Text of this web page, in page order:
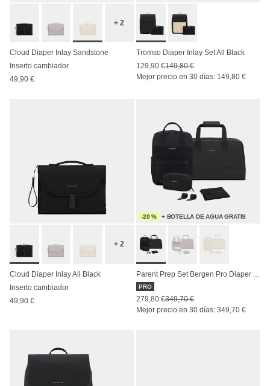
+ 2
Cloud Diaper Inlay Sandstone
Inserto cambiador
49,90 €
Tromso Diaper Inlay Set All Black
129,90 €149,80 €
Mejor precio en 30 días: 149,80 €
+ 2
Cloud Diaper Inlay All Black
Inserto cambiador
49,90 €
-20 % + BOTELLA DE AGUA GRATIS
PRO
279,80 €349,70 €
Mejor precio en 30 días: 349,70 €